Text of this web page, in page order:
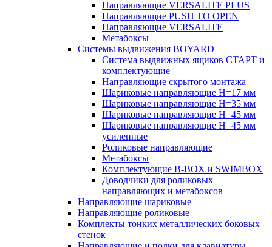
Направляющие VERSALITE PLUS
Направляющие PUSH TO OPEN
Направляющие VERSALITE
Метабоксы
Системы выдвижения BOYARD
Система выдвижных ящиков СТАРТ и
комплектующие
Направляющие скрытого монтажа
Шариковые направляющие H=17 мм
Шариковые направляющие H=35 мм
Шариковые направляющие H=45 мм
Шариковые направляющие H=45 мм
усиленные
Роликовые направляющие
Метабоксы
Комплектующие B-BOX и SWIMBOX
Доводчики для роликовых
направляющих и метабоксов
Направляющие шариковые
Направляющие роликовые
Комплекты тонких металлических боковых
стенок